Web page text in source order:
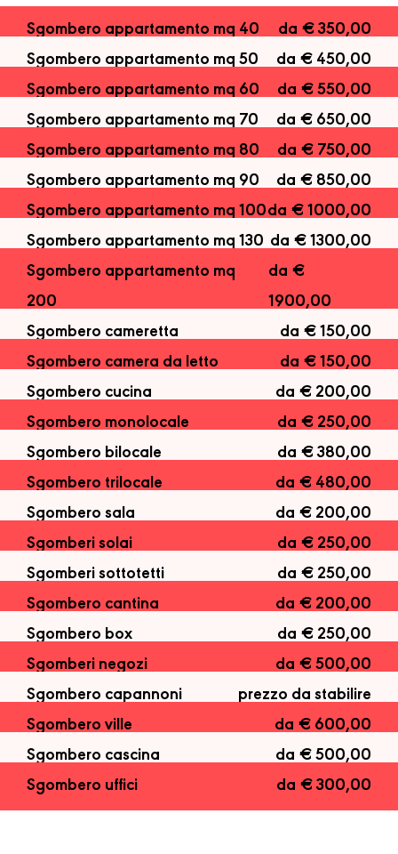
Sgombero appartamento mq 40
da € 350,00
Sgombero appartamento mq 50
da € 450,00
Sgombero appartamento mq 60
da € 550,00
Sgombero appartamento mq 70
da € 650,00
Sgombero appartamento mq 80
da € 750,00
Sgombero appartamento mq 90
da € 850,00
Sgombero appartamento mq 100da € 1000,00
Sgombero appartamento mq 130 da € 1300,00
Sgombero appartamento mq
200
da €
1900,00
Sgombero cameretta
da € 150,00
Sgombero camera da letto
da € 150,00
Sgombero cucina
da € 200,00
Sgombero monolocale
da € 250,00
Sgombero bilocale
da € 380,00
Sgombero trilocale
da € 480,00
Sgombero sala
da € 200,00
Sgomberi solai
da € 250,00
Sgomberi sottotetti
da € 250,00
Sgombero cantina
da € 200,00
Sgombero box
da € 250,00
Sgomberi negozi
da € 500,00
Sgombero capannoni
prezzo da stabilire
Sgombero ville
da € 600,00
Sgombero cascina
da € 500,00
Sgombero uffici
da € 300,00